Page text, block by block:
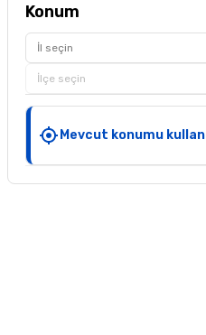
Konum
İl seçin
İlçe seçin
Mevcut konumu kullan